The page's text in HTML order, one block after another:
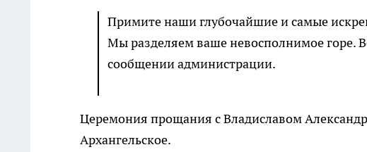
Примите наши глубочайшие и самые
Мы разделяем ваше невосполнимое горе.
сообщении администрации.
Церемония прощания с Владиславом
Архангельское.